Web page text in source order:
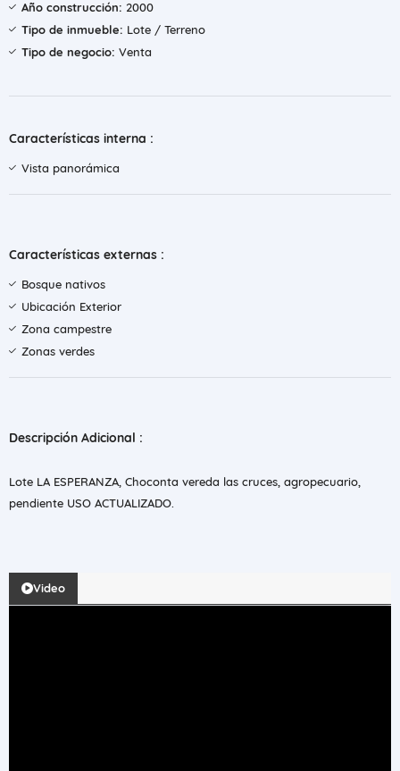
Año construcción: 2000
Tipo de inmueble: Lote / Terreno
Tipo de negocio: Venta
Características interna :
Vista panorámica
Características externas :
Bosque nativos
Ubicación Exterior
Zona campestre
Zonas verdes
Descripción Adicional :
Lote LA ESPERANZA, Choconta vereda las cruces, agropecuario,
pendiente USO ACTUALIZADO.
Video